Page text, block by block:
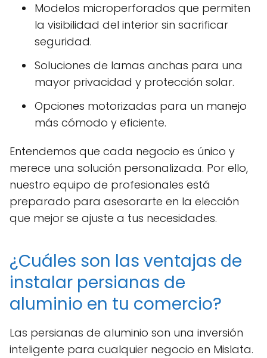
Modelos microperforados que permiten
la visibilidad del interior sin sacrificar
seguridad.
Soluciones de lamas anchas para una
mayor privacidad y protección solar.
Opciones motorizadas para un manejo
más cómodo y eficiente.
Entendemos que cada negocio es único y
merece una solución personalizada. Por ello,
nuestro equipo de profesionales está
preparado para asesorarte en la elección
que mejor se ajuste a tus necesidades.
¿Cuáles son las ventajas de
instalar persianas de
aluminio en tu comercio?
Las persianas de aluminio son una inversión
inteligente para cualquier negocio en Mislata.